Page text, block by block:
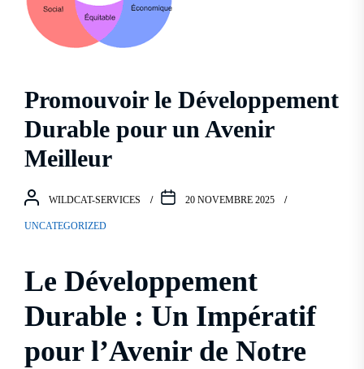
Promouvoir le Développement
Durable pour un Avenir
Meilleur
WILDCAT-SERVICES 20 NOVEMBRE 2025
UNCATEGORIZED
Le Développement
Durable : Un Impératif
pour l’Avenir de Notre